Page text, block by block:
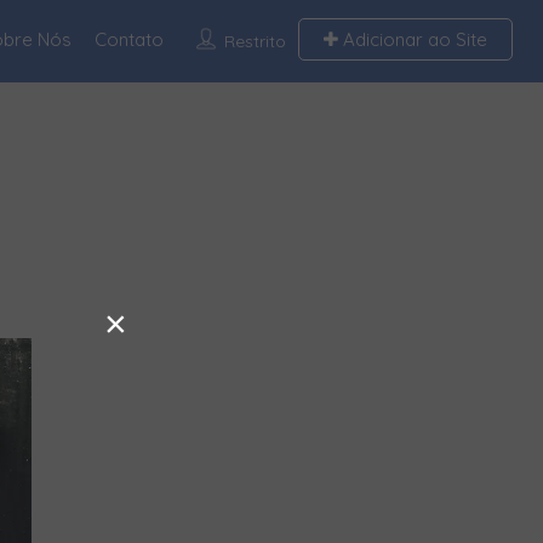
Restrito Adicionar ao Site
Nós Contato
×